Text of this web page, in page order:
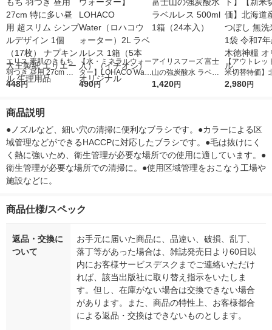
エリス 素肌のきもち
羽つき 昼用 27cm 特
に多い昼用 超スリム
王製紙 エリエール 生
理用品
448円
【水・ミネラルウォー
ター】LOHACO Wate
r（ロハコウォータ
490円
アイリスフーズ 富士
山の強炭酸水 ラベル
レス 500ml 1箱（24
1,420円
【アウトレッ
米切替特価】
ななつぼし 無
2,980円
商品説明
●ノズルなど、細い穴の清掃に便利なブラシです。●カラーによる区
域管理などができるHACCPに対応したブラシです。●毛は抜けにく
く熱に強いため、衛生管理が必要な場所での使用に適しています。●
衛生管理が必要な場所での清掃に。●使用区域管理をおこなう工場や
施設などに。
商品仕様/スペック
返品・交換に
ついて
お手元に届いた商品に、品違い、破損、乱丁、
落丁等があった場合は、雑誌発売日より60日以
内にお客様サービスデスクまでご連絡いただけ
れば、該当出版社に取り替え指示をいたしま
す。但し、在庫がない場合は交換できない場合
があります。また、商品の特性上、お客様都合
による返品・交換はできないものとします。